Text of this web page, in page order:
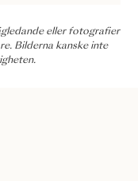
eller fotografier
Bilderna kanske inte